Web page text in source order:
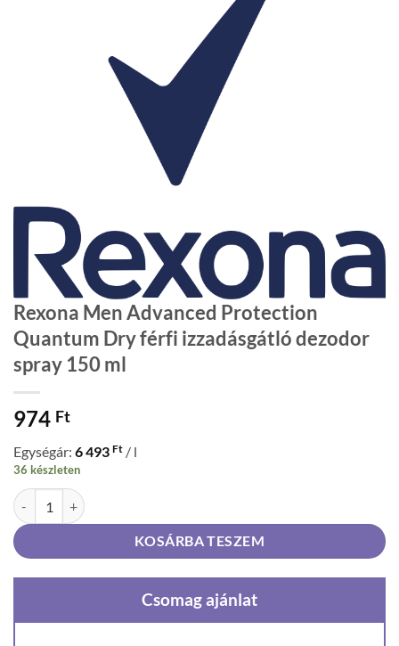
Rexona Men Advanced Protection
Quantum Dry férfi izzadásgátló dezodor
spray 150 ml
974 Ft
Egységár: 6 493 Ft / l
36 készleten
Rexona Men Advanced Protection Quantum Dry férfi izzadásgátló
KOSÁRBA TESZEM
Csomag ajánlat